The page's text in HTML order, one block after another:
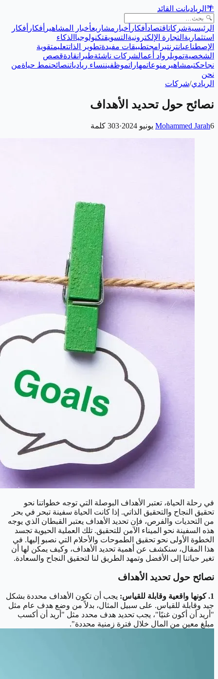
🌴 الرياديانت القائد
الرئيسيةشركاتاقتصاد أفكار أخبار مشاريعأخبار المشاهير أفكار أفكار
استثمارية التجارة الإلكترونية التسويقتكنولوجيا الذكاء
الإصطناعيانترنتبرامجتطبيقات مفيدةتطوير الذاتتعليمتقوية
الشخصيةتمويلرواد أعمالشركات ناشئةطيرانقادةقصص
نجاحكتبمشاهير منوعاتمهاراتموظفيننساء ريادياتنصائحنمط حياةمن
نحن
الريادي/شركات
نصائح حول تحديد الأهداف
Mohammed Jarah6 يونيو 2024 ·
303 كلمة
في رحلة الحياة، تعتبر الأهداف البوصلة التي توجه خطواتنا نحو
تحقيق النجاح والتحقيق الذاتي. إذا كانت الحياة سفينة تبحر في بحر
من التحديات والفرص، فإن تحديد الأهداف يعتبر القبطان الذي يوجه
هذه السفينة نحو الميناء الآمن للتحقيق. تلك العملية الحيوية تجسد
الخطوة الأولى نحو تحقيق الطموحات والأحلام التي نصبو إليها. في
هذا المقال، سنكشف عن أهمية تحديد الأهداف، وكيف يمكن لها أن
تغير حياتنا إلى الأفضل وتمهد الطريق لنا لتحقيق النجاح والسعادة.
نصائح حول تحديد الأهداف
1. كونها واقعية وقابلة للقياس:
يجب أن تكون الأهداف محددة بشكل
جيد وقابلة للقياس. على سبيل المثال، بدلاً من وضع هدف عام مثل
"أريد أن أكون غنيًا"، يجب تحديد هدف محدد مثل "أريد أن أكسب
مبلغ معين من المال خلال فترة زمنية محددة".